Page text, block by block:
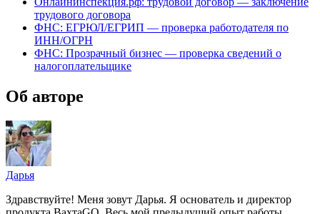
трудового договора
ФНС: ЕГРЮЛ/ЕГРИП — проверка работодателя по
ИНН/ОГРН
ФНС: Прозрачный бизнес — проверка сведений о
налогоплательщике
Об авторе
Дарья
Здравствуйте! Меня зовут Дарья. Я основатель и директор